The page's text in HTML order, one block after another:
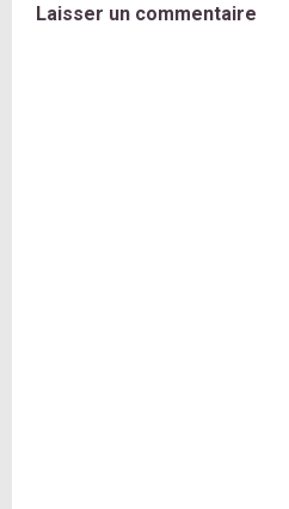
Laisser un commentaire